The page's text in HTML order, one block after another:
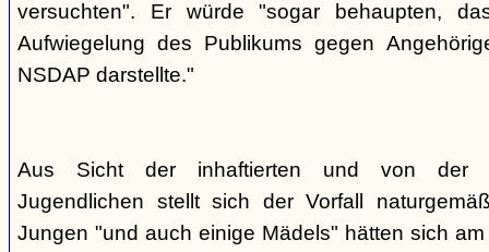
versuchten". Er würde "sogar behaupten,
Aufwiegelung des Publikums gegen
NSDAP darstellte."
Aus Sicht der inhaftierten und von der
Jugendlichen stellt sich der Vorfall
Jungen "und auch einige Mädels" hätten sich